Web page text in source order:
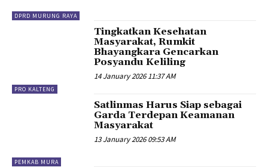
DPRD MURUNG RAYA
PRO KALTENG
Tingkatkan Kesehatan
Masyarakat, Rumkit
Bhayangkara Gencarkan
Posyandu Keliling
14 January 2026 11:37 AM
PEMKAB MURA
Satlinmas Harus Siap sebagai
Garda Terdepan Keamanan
Masyarakat
13 January 2026 09:53 AM